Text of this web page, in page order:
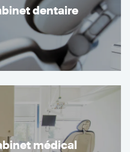
dentaire
médical